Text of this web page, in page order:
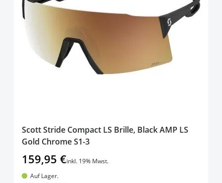
Scott Stride Compact LS Brille, Black AMP LS
Gold Chrome S1-3
159,95 €inkl. 19% Mwst.
Auf Lager.